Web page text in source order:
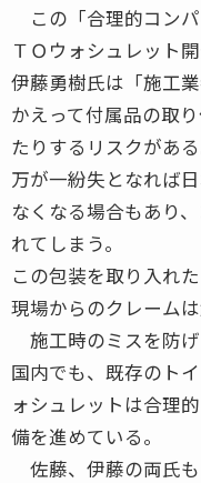
この「合理的コン
ＴＯウォシュレット
伊藤勇樹氏は「施工
かえって付属品の取
たりするリスクがある
万が一紛失となれば
なくなる場合もあり
れてしまう。
この包装を取り入れ
現場からのクレーム
施工時のミスを防
国内でも、既存のト
ォシュレットは合理
備を進めている。
佐藤、伊藤の両氏